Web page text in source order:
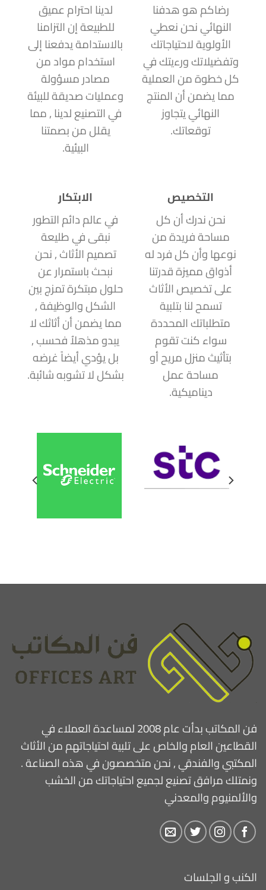
رضاكم هو هدفنا
النهائي نحن نعطي
الأولوية لاحتياجاتك
وتفضيلاتك ورءيتك في
كل خطوة من العملية
مما يضمن أن المنتج
النهائي يتجاوز
توقعاتك.
لدينا احترام عميق
للطبيعة إن التزامنا
بالاستدامة يدفعنا إلى
استخدام مواد من
مصادر مسؤولة
وعمليات صديقة للبيئة
في التصنيع لدينا , مما
يقلل من بصمتنا
البيئية.
التخصيص
نحن ندرك أن كل
مساحة فريدة من
نوعها وأن كل فرد له
أذواق مميزة قدرتنا
على تخصيص الأثاث
تسمح لنا بتلبية
متطلباتك المحددة
سواء كنت تقوم
بتأثيث منزل مريح أو
مساحة عمل
ديناميكية.
الابتكار
في عالم دائم التطور
نبقى في طليعة
تصميم الأثاث , نحن
نبحث باستمرار عن
حلول مبتكرة تمزج بين
الشكل والوظيفة ,
مما يضمن أن أثاثك لا
يبدو مذهلاُ فحسب ,
بل يؤدي أيضاً غرضه
بشكل لا تشوبه شائبة.
فن المكاتب بدأت عام 2008 لمساعدة العملاء في
القطاعين العام والخاص على تلبية احتياجاتهم من الأثاث
المكتبي والفندقي , نحن متخصصون في هذه الصناعة .
ونمتلك مرافق تصنيع لجميع احتياجاتك من الخشب
والألمنيوم والمعدني
الكنب و الجلسات